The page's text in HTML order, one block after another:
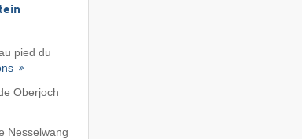
pied du
Oberjoch
Nesselwang